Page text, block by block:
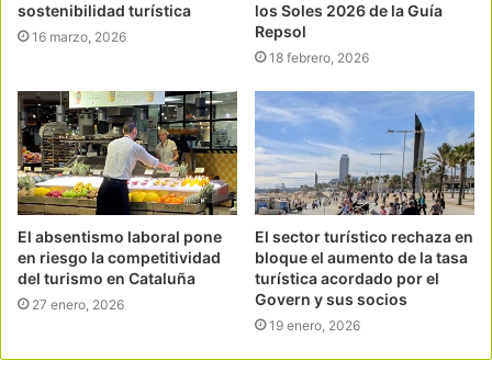
sostenibilidad turística
16 marzo, 2026
los Soles 2026 de la Guía
Repsol
18 febrero, 2026
El absentismo laboral pone
en riesgo la competitividad
del turismo en Cataluña
27 enero, 2026
El sector turístico rechaza en
bloque el aumento de la tasa
turística acordado por el
Govern y sus socios
19 enero, 2026